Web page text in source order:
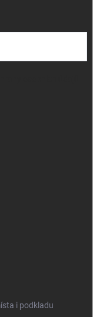
i podkladu